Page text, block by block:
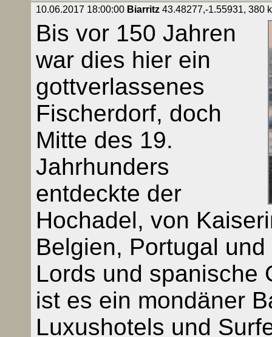
10.06.2017 18:00:00 Biarritz43.48277,-1.55931, 380
Bis vor 150 Jahren
war dies hier ein
gottverlassenes
Fischerdorf, doch
Mitte des 19.
Jahrhunders
entdeckte der
Hochadel, von
Belgien, Portugal
Lords und spanische
ist es ein mondäner
Luxushotels und